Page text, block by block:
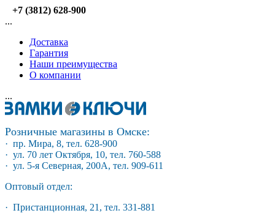
+7 (3812) 628-900
...
Доставка
Гарантия
Наши преимущества
О компании
...
Розничные магазины в Омске:
· пр. Мира, 8, тел. 628-900
· ул. 70 лет Октября, 10, тел. 760-588
· ул. 5-я Северная, 200А, тел. 909-611
Оптовый отдел:
· Пристанционная, 21, тел. 331-881